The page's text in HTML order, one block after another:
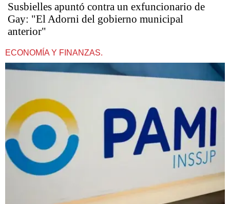
Susbielles apuntó contra un exfuncionario de
Gay: "El Adorni del gobierno municipal
anterior"
ECONOMÍA Y FINANZAS.